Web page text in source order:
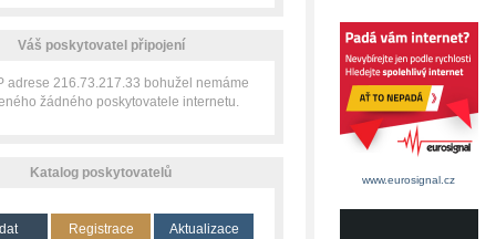
Váš poskytovatel připojení
adrese 216.73.217.33 bohužel nemáme
žádného poskytovatele internetu.
Katalog poskytovatelů
Registrace
Aktualizace
www.eurosignal.cz